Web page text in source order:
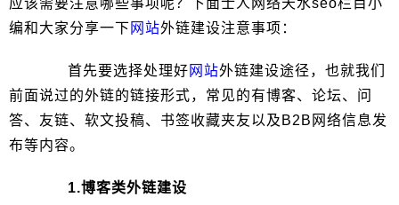
应该需要注意哪些事项呢？下面士人网络天水seo栏目小
编和大家分享一下 网站外链建设注意事项：
首先要选择处理好 网站外链建设途径，也就我们
前面说过的外链的链接形式，常见的有博客、论坛、问
答、友链、软文投稿、书签收藏夹友以及B2B网络信息发
布等内容。
1.博客类外链建设